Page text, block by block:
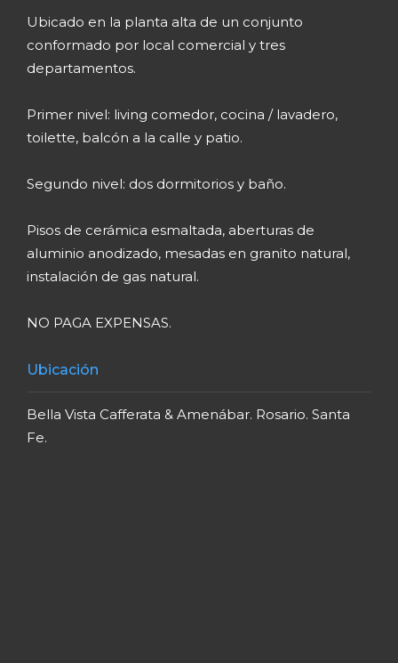
Ubicado en la planta alta de un conjunto
conformado por local comercial y tres
departamentos.
Primer nivel: living comedor, cocina / lavadero,
toilette, balcón a la calle y patio.
Segundo nivel: dos dormitorios y baño.
Pisos de cerámica esmaltada, aberturas de
aluminio anodizado, mesadas en granito natural,
instalación de gas natural.
NO PAGA EXPENSAS.
Ubicación
Bella Vista Cafferata & Amenábar. Rosario. Santa
Fe.